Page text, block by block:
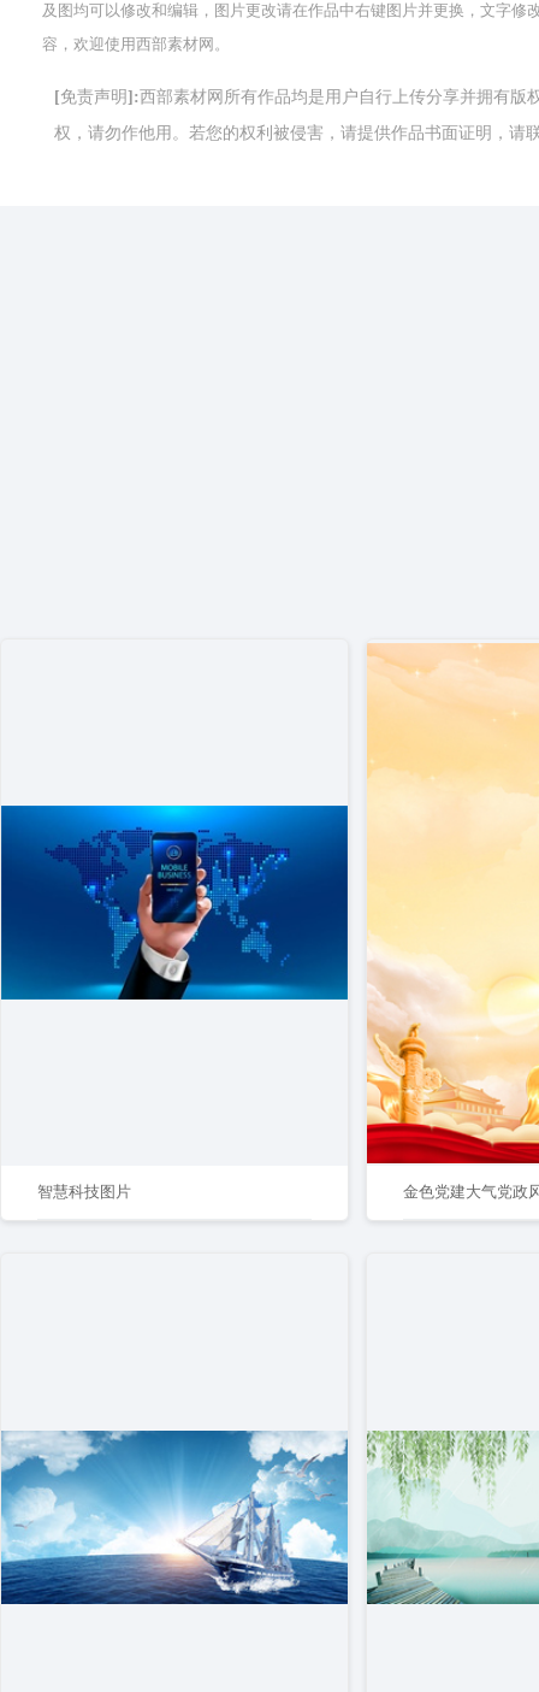
及图均可以修改和编辑，图片更改请在作品中右键图片并更换，文字
容，欢迎使用西部素材网。
[免责声明]:西部素材网所有作品均是用户自行上传分享并拥有
权，请勿作他用。若您的权利被侵害，请提供作品书面证明，请
智慧科技图片 金色党建大气党政